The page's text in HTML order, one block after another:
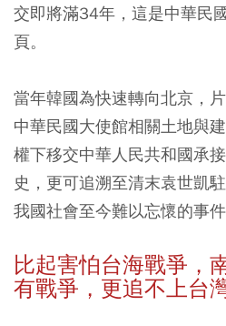
交即將滿34年，這是中華民
頁。
當年韓國為快速轉向北京，
中華民國大使館相關土地與
權下移交中華人民共和國承
史，更可追溯至清末袁世凱
我國社會至今難以忘懷的事件
比起害怕台海戰爭，
有戰爭，更追不上台